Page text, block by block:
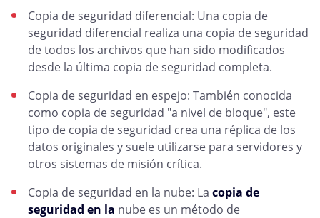
Copia de seguridad diferencial: Una copia de
seguridad diferencial realiza una copia de seguridad
de todos los archivos que han sido modificados
desde la última copia de seguridad completa.
Copia de seguridad en espejo: También conocida
como copia de seguridad "a nivel de bloque", este
tipo de copia de seguridad crea una réplica de los
datos originales y suele utilizarse para servidores y
otros sistemas de misión crítica.
Copia de seguridad en la nube: La copia de
seguridad en la nube es un método de